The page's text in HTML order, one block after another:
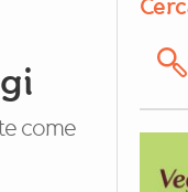
come